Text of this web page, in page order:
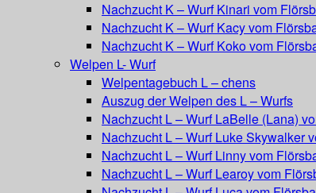
Nachzucht K – Wurf Kinari vom
Nachzucht K – Wurf Kacy vom
Nachzucht K – Wurf Koko vom
Welpen L- Wurf
Welpentagebuch L – chens
Auszug der Welpen des L – Wurfs
Nachzucht L – Wurf LaBelle (Lana)
Nachzucht L – Wurf Luke Skywalker
Nachzucht L – Wurf Linny vom
Nachzucht L – Wurf Learoy vom